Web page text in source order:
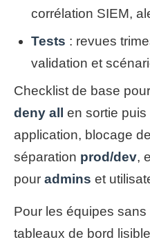
corrélation SIEM,
Tests : revues
validation et
Checklist de base
deny all
en sortie
application, blocage
séparation prod/dev,
pour admins et
Pour les équipes
tableaux de bord